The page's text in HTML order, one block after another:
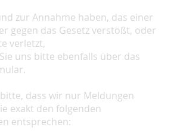
zur Annahme haben, das einer
gegen das Gesetz verstößt, oder
verletzt,
uns bitte ebenfalls über das
dass wir nur Meldungen
exakt den folgenden
entsprechen: